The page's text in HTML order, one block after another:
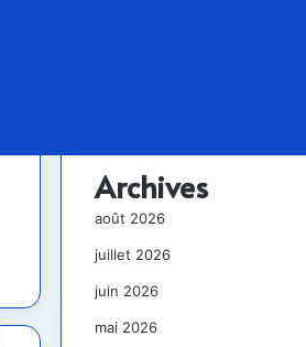
Archives
août 2026
juillet 2026
juin 2026
mai 2026